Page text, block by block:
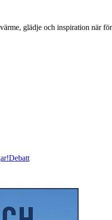
glädje och inspiration när
Debatt